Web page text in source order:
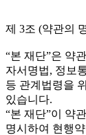
제 3조 (약관의
“본 재단”은 약
자서명법, 정보
등 관계법령을
있습니다.
“본 재단”이 약
명시하여 현행